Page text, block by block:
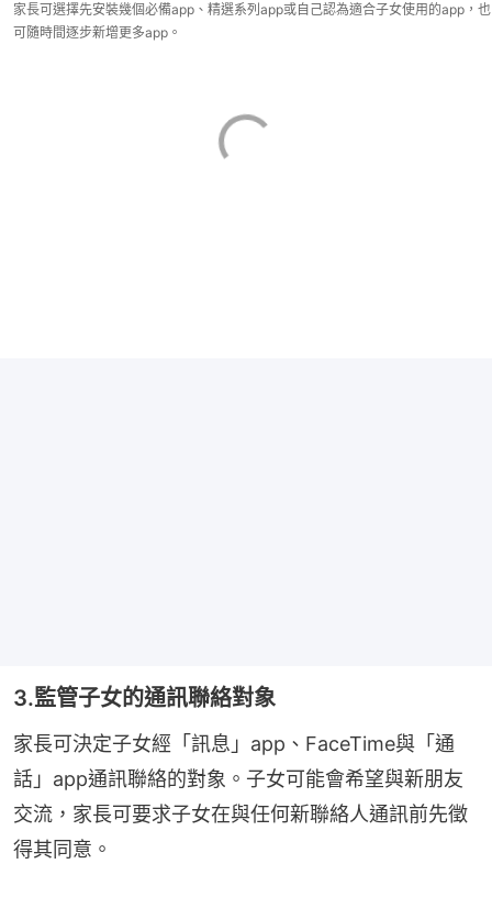
家長可選擇先安裝幾個必備app、精選系列app或自己認為適合子女使用的app，也
可隨時間逐步新增更多app。
3.監管子女的通訊聯絡對象
家長可決定子女經「訊息」app、FaceTime與「通
話」app通訊聯絡的對象。子女可能會希望與新朋友
交流，家長可要求子女在與任何新聯絡人通訊前先徵
得其同意。